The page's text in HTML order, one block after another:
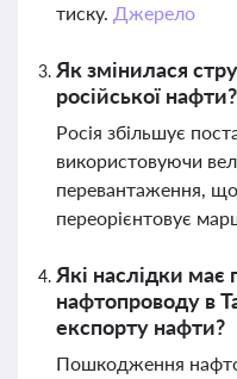
тиску. Джерело
Як змінилася
російської нафти?
Росія збільшує
використовуючи
перевантаження,
переорієнтовує
Які наслідки
нафтопроводу в
експорту нафти?
Пошкодження